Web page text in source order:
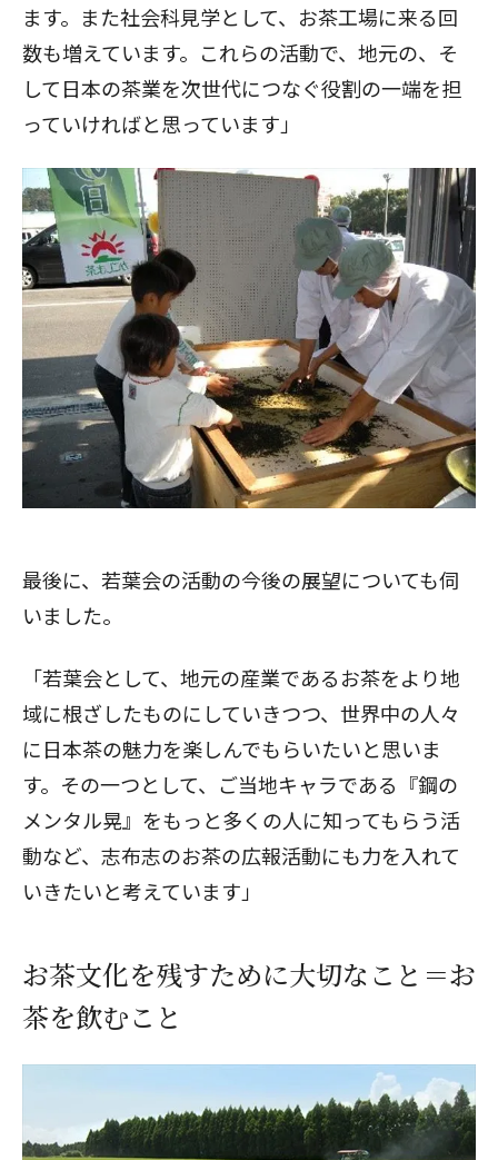
ます。また社会科見学として、お茶工場に来る回
数も増えています。これらの活動で、地元の、そ
して日本の茶業を次世代につなぐ役割の一端を担
っていければと思っています」
最後に、若葉会の活動の今後の展望についても伺
いました。
「若葉会として、地元の産業であるお茶をより地
域に根ざしたものにしていきつつ、世界中の人々
に日本茶の魅力を楽しんでもらいたいと思いま
す。その一つとして、ご当地キャラである『鋼の
メンタル晃』をもっと多くの人に知ってもらう活
動など、志布志のお茶の広報活動にも力を入れて
いきたいと考えています」
お茶文化を残すために大切なこと＝お
茶を飲むこと